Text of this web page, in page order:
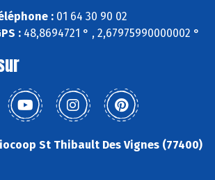
:01 64 30 90 02
:48,8694721 ° , 2,67975990000002 °
St Thibault Des Vignes (77400)